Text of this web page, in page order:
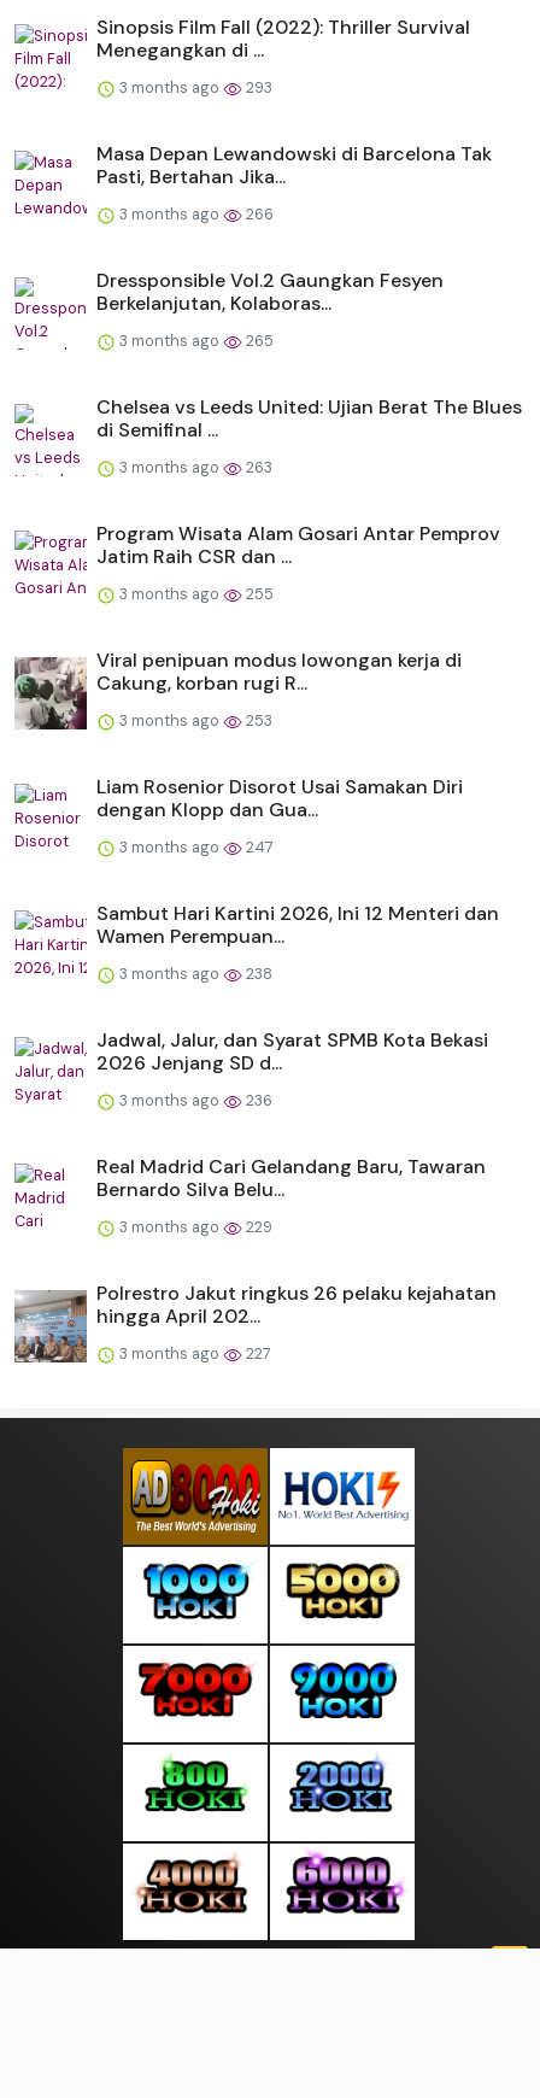
Sinopsis Film Fall (2022): Thriller Survival
Menegangkan di ...
3 months ago 293
Masa Depan Lewandowski di Barcelona Tak
Pasti, Bertahan Jika...
3 months ago 266
Dressponsible Vol.2 Gaungkan Fesyen
Berkelanjutan, Kolaboras...
3 months ago 265
Chelsea vs Leeds United: Ujian Berat The Blues
di Semifinal ...
3 months ago 263
Program Wisata Alam Gosari Antar Pemprov
Jatim Raih CSR dan ...
3 months ago 255
Viral penipuan modus lowongan kerja di
Cakung, korban rugi R...
3 months ago 253
Liam Rosenior Disorot Usai Samakan Diri
dengan Klopp dan Gua...
3 months ago 247
Sambut Hari Kartini 2026, Ini 12 Menteri dan
Wamen Perempuan...
3 months ago 238
Jadwal, Jalur, dan Syarat SPMB Kota Bekasi
2026 Jenjang SD d...
3 months ago 236
Real Madrid Cari Gelandang Baru, Tawaran
Bernardo Silva Belu...
3 months ago 229
Polrestro Jakut ringkus 26 pelaku kejahatan
hingga April 202...
3 months ago 227